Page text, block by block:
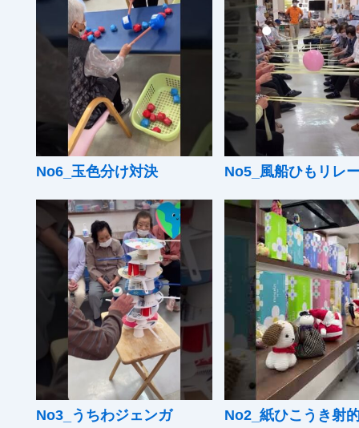
No6_玉色分け対決 No5_風船ひもリレ
No3_うちわジェンガ No2_紙ひこうき射